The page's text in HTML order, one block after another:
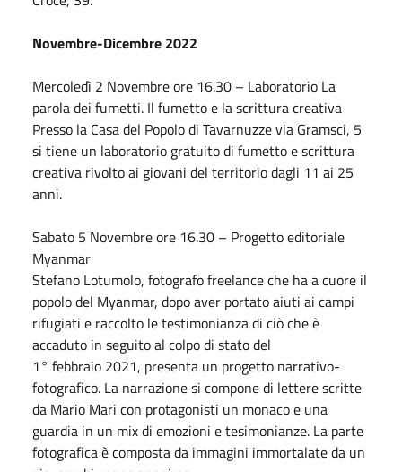
Novembre-Dicembre 2022
Mercoledì 2 Novembreore 16.30 – Laboratorio La
parola dei fumetti. Il fumetto e la scrittura creativa
Presso la Casa del Popolo di Tavarnuzze via Gramsci, 5
si tiene un laboratorio gratuito di fumetto e scrittura
creativa rivolto ai giovani del territorio dagli 11 ai 25
anni.
Sabato 5 Novembreore 16.30 – Progetto editoriale
Myanmar
Stefano Lotumolo, fotografo freelance che ha a cuore il
popolo del Myanmar, dopo aver portato aiuti ai campi
rifugiati e raccolto le testimonianza di ciò che è
accaduto in seguito al colpo di stato del
1° febbraio 2021, presenta un progetto narrativo-
fotografico. La narrazione si compone di lettere scritte
da Mario Mari con protagonisti un monaco e una
guardia in un mix di emozioni e tesimonianze. La parte
fotografica è composta da immagini immortalate da un